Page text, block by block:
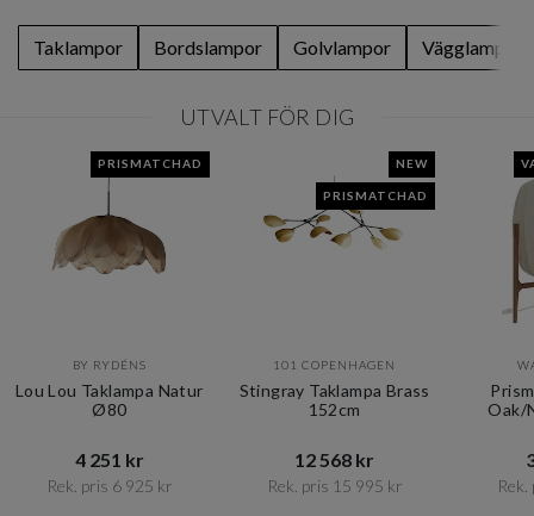
Taklampor Bordslampor Golvlampor Vägglampor
UTVALT FÖR DIG
PRISMATCHAD
BY RYDÉNS
Lou Lou Taklampa Natur
Ø80
4 251 kr​​
Rek. pris 6 925 kr​​
NEW
PRISMATCHAD
101 COPENHAGEN
Stingray Taklampa Brass
152cm
12 568 kr​​
Rek. pris 15 995 kr​​
Oak/